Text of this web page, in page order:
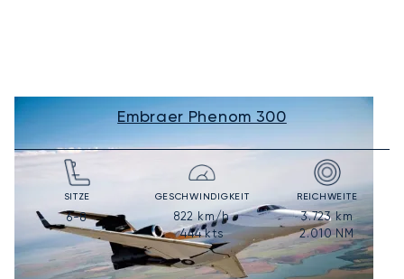
Embraer Phenom 300
SITZE
6-8
GESCHWINDIGKEIT
822 km/h
444kts
REICHWEITE
3.723km
2.010NM